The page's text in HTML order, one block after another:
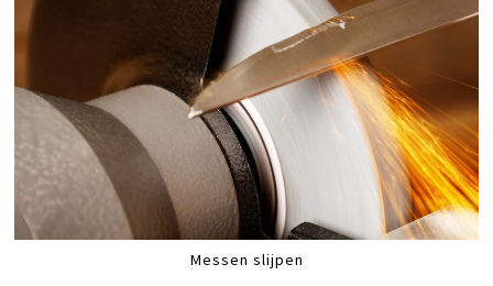
Messen slijpen